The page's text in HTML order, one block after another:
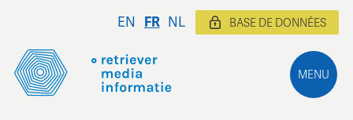
MENU
EN FR NL BASE DE DONNÉES